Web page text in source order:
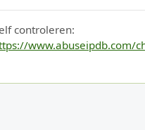
controleren:
www.abuseipdb.com/